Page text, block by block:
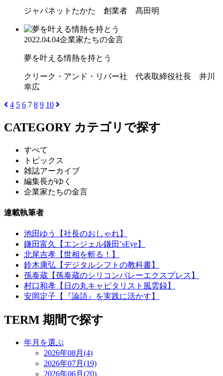
ジャパネットたかた 創業者 髙田明
2022.04.04企業家たちの金言
夢を叶える情熱を持とう
クリーク・アンド・リバー社 代表取締役社長 井川
幸広
4 5 6 7 8 9 10
CATEGORY カテゴリで探す
すべて
トピックス
雑誌アーカイブ
編集長がゆく
企業家たちの金言
連載執筆者
池田ゆう【社長のおしゃれ】
鎌田富久【エンジェル鎌田’sEye】
北尾吉孝【世相を斬る！】
鈴木康弘【デジタルシフトの教科書】
孫泰蔵【孫泰蔵のシリコンバレーエクスプレス】
村口和孝【日の丸キャピタリスト風雲録】
安岡定子【『論語』を実践に活かす】
TERM 期間で探す
年月を選ぶ
2026年08月(4)
2026年07月(19)
2026年06月(20)